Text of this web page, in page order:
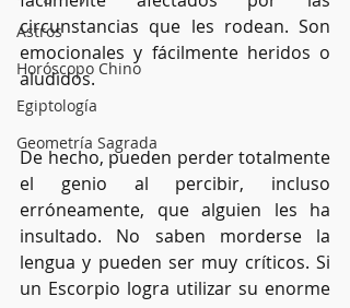
Astros
Horóscopo Chino
Egiptología
Geometría Sagrada
circunstancias que les rodean. Son
emocionales y fácilmente heridos o
aludidos.
De hecho, pueden perder totalmente
el genio al percibir, incluso
erróneamente, que alguien les ha
insultado. No saben morderse la
lengua y pueden ser muy críticos. Si
un Escorpio logra utilizar su enorme